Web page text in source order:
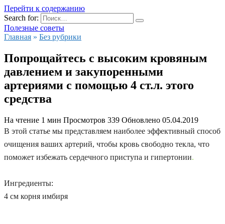
Перейти к содержанию
Search for:
Полезные советы
Главная » Без рубрики
Попрощайтесь с высоким кровяным
давлением и закупоренными
артериями с помощью 4 ст.л. этого
средства
На чтение 1 мин Просмотров 339 Обновлено 05.04.2019
В этой статье мы представляем наиболее эффективный способ
очищения ваших артерий, чтобы кровь свободно текла, что
поможет избежать сердечного приступа и гипертонии.
Ингредиенты:
4 см корня имбиря